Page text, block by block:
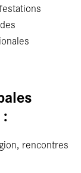
rencontres